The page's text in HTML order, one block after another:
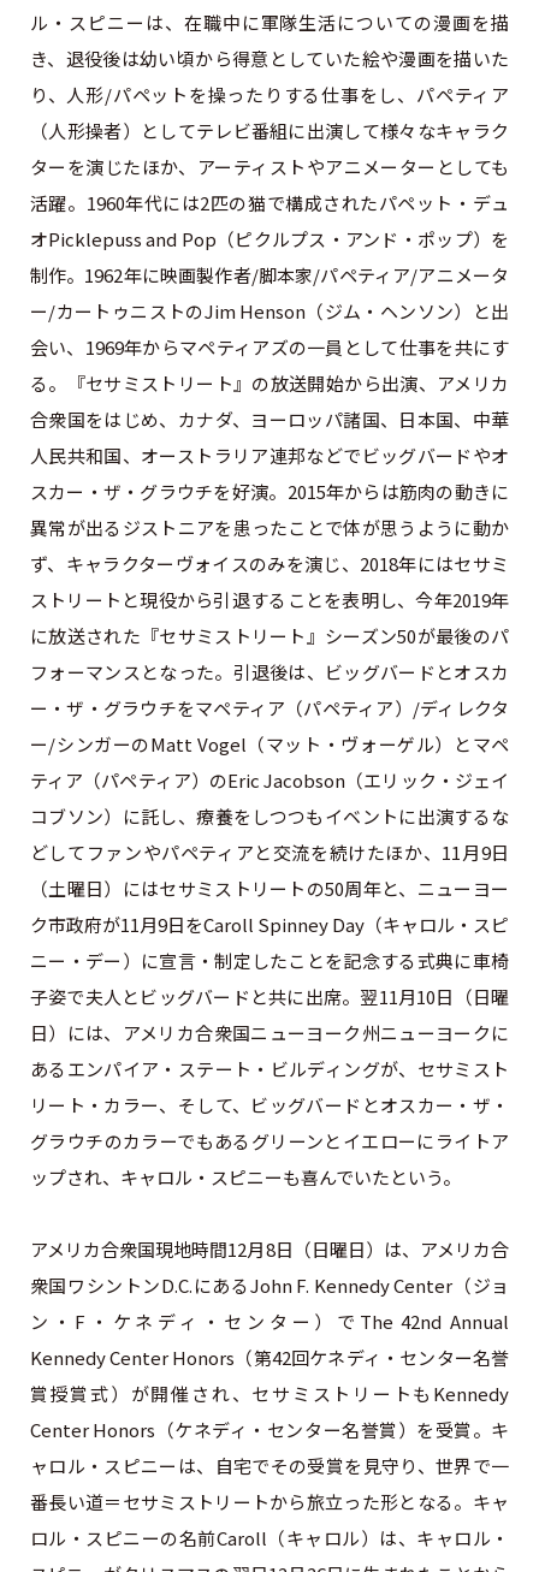
ル・スピニーは、在職中に軍隊生活についての漫画を描
き、退役後は幼い頃から得意としていた絵や漫画を描いた
り、人形/パペットを操ったりする仕事をし、パペティア
（人形操者）としてテレビ番組に出演して様々なキャラク
ターを演じたほか、アーティストやアニメーターとしても
活躍。1960年代には2匹の猫で構成されたパペット・デュ
オPicklepuss and Pop（ピクルプス・アンド・ポップ）を
制作。1962年に映画製作者/脚本家/パペティア/アニメータ
ー/カートゥニストのJim Henson（ジム・ヘンソン）と出
会い、1969年からマペティアズの一員として仕事を共にす
る。『セサミストリート』の放送開始から出演、アメリカ
合衆国をはじめ、カナダ、ヨーロッパ諸国、日本国、中華
人民共和国、オーストラリア連邦などでビッグバードやオ
スカー・ザ・グラウチを好演。2015年からは筋肉の動きに
異常が出るジストニアを患ったことで体が思うように動か
ず、キャラクターヴォイスのみを演じ、2018年にはセサミ
ストリートと現役から引退することを表明し、今年2019年
に放送された『セサミストリート』シーズン50が最後のパ
フォーマンスとなった。引退後は、ビッグバードとオスカ
ー・ザ・グラウチをマペティア（パペティア）/ディレクタ
ー/シンガーのMatt Vogel（マット・ヴォーゲル）とマペ
ティア（パペティア）のEric Jacobson（エリック・ジェイ
コブソン）に託し、療養をしつつもイベントに出演するな
どしてファンやパペティアと交流を続けたほか、11月9日
（土曜日）にはセサミストリートの50周年と、ニューヨー
ク市政府が11月9日をCaroll Spinney Day（キャロル・スピ
ニー・デー）に宣言・制定したことを記念する式典に車椅
子姿で夫人とビッグバードと共に出席。翌11月10日（日曜
日）には、アメリカ合衆国ニューヨーク州ニューヨークに
あるエンパイア・ステート・ビルディングが、セサミスト
リート・カラー、そして、ビッグバードとオスカー・ザ・
グラウチのカラーでもあるグリーンとイエローにライトア
ップされ、キャロル・スピニーも喜んでいたという。
アメリカ合衆国現地時間12月8日（日曜日）は、アメリカ合
衆国ワシントンD.C.にあるJohn F. Kennedy Center（ジョ
ン・F・ケネディ・センター）でThe 42nd Annual
Kennedy Center Honors（第42回ケネディ・センター名誉
賞授賞式）が開催され、セサミストリートもKennedy
Center Honors（ケネディ・センター名誉賞）を受賞。キ
ャロル・スピニーは、自宅でその受賞を見守り、世界で一
番長い道＝セサミストリートから旅立った形となる。キャ
ロル・スピニーの名前Caroll（キャロル）は、キャロル・